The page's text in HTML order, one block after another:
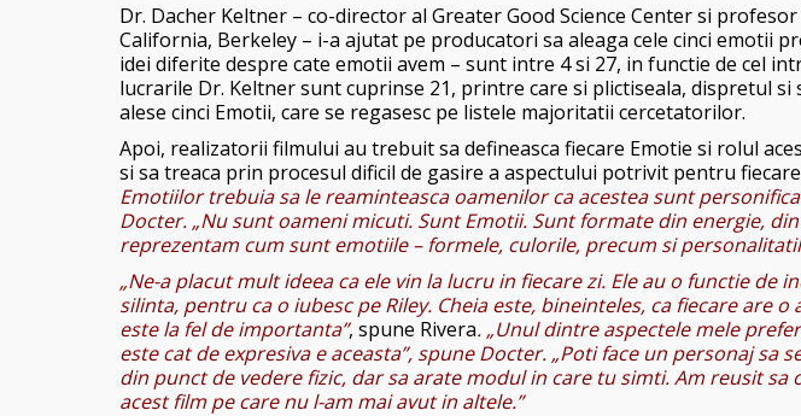
Dr. Dacher Keltner – co-director al Greater Good Science Center si
California, Berkeley – i-a ajutat pe producatori sa aleaga cele cinci emotii
idei diferite despre cate emotii avem – sunt intre 4 si 27, in functie de cel
lucrarile Dr. Keltner sunt cuprinse 21, printre care si plictiseala, dispretul si
alese cinci Emotii, care se regasesc pe listele majoritatii cercetatorilor.
Apoi, realizatorii filmului au trebuit sa defineasca fiecare Emotie si rolul
si sa treaca prin procesul dificil de gasire a aspectului potrivit pentru
Emotiilor trebuia sa le reaminteasca oamenilor ca acestea sunt
Docter. „Nu sunt oameni micuti. Sunt Emotii. Sunt formate din energie,
reprezentam cum sunt emotiile – formele, culorile, precum si
„Ne-a placut mult ideea ca ele vin la lucru in fiecare zi. Ele au o functie de
silinta, pentru ca o iubesc pe Riley. Cheia este, bineinteles, ca fiecare are o
este la fel de importanta”, spune Rivera. „Unul dintre aspectele mele
este cat de expresiva e aceasta”, spune Docter. „Poti face un personaj sa
din punct de vedere fizic, dar sa arate modul in care tu simti. Am reusit
acest film pe care nu l-am mai avut in altele.”